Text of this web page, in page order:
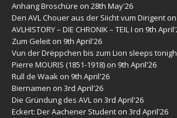
Anhang Broschüre on 28th May'26
Den AVL Chouer aus der Siicht vum Dirigent
AVLHISTORY – DIE CHRONIK – TEIL I on 9th
Zum Geleit on 9th April'26
Vun der Drëppchen bis zum Lion sleeps
Pierre MOURIS (1851-1918) on 9th April'26
Rull de Waak on 9th April'26
Biernamen on 3rd April'26
Die Gründung des AVL on 3rd April'26
Eckert: Der Aachener Student on 3rd April'26